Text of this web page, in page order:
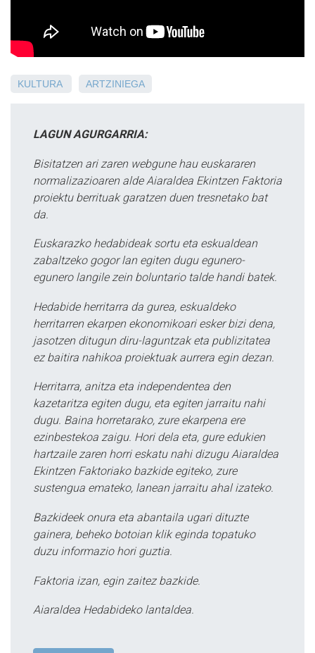
KULTURA ARTZINIEGA
LAGUN AGURGARRIA:
Bisitatzen ari zaren webgune hau euskararen
normalizazioaren alde Aiaraldea Ekintzen Faktoria
proiektu berrituak garatzen duen tresnetako bat
da.
Euskarazko hedabideak sortu eta eskualdean
zabaltzeko gogor lan egiten dugu egunero-
egunero langile zein boluntario talde handi batek.
Hedabide herritarra da gurea, eskualdeko
herritarren ekarpen ekonomikoari esker bizi dena,
jasotzen ditugun diru-laguntzak eta publizitatea
ez baitira nahikoa proiektuak aurrera egin dezan.
Herritarra, anitza eta independentea den
kazetaritza egiten dugu, eta egiten jarraitu nahi
dugu. Baina horretarako, zure ekarpena ere
ezinbestekoa zaigu. Hori dela eta, gure edukien
hartzaile zaren horri eskatu nahi dizugu Aiaraldea
Ekintzen Faktoriako bazkide egiteko, zure
sustengua emateko, lanean jarraitu ahal izateko.
Bazkideek onura eta abantaila ugari dituzte
gainera, beheko botoian klik eginda topatuko
duzu informazio hori guztia.
Faktoria izan, egin zaitez bazkide.
Aiaraldea Hedabideko lantaldea.